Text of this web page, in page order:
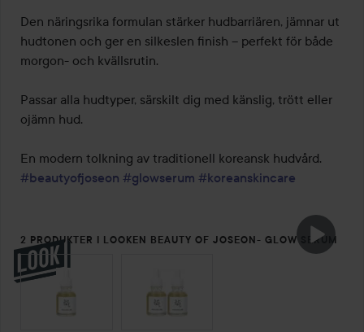
Den näringsrika formulan stärker hudbarriären, jämnar ut
hudtonen och ger en silkeslen finish – perfekt för både
morgon- och kvällsrutin.
Passar alla hudtyper, särskilt dig med känslig, trött eller
ojämn hud.
#beautyofjoseon #glowserum #koreanskincare
2 PRODUKTER I LOOKEN BEAUTY OF JOSEON- GLOW SERUM
HOPPA ÖVER SEKTIONEN